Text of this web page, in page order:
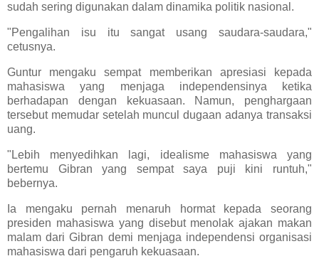
sudah sering digunakan dalam dinamika politik nasional.
"Pengalihan isu itu sangat usang saudara-saudara,"
cetusnya.
Guntur mengaku sempat memberikan apresiasi kepada
mahasiswa yang menjaga independensinya ketika
berhadapan dengan kekuasaan. Namun, penghargaan
tersebut memudar setelah muncul dugaan adanya transaksi
uang.
"Lebih menyedihkan lagi, idealisme mahasiswa yang
bertemu Gibran yang sempat saya puji kini runtuh,"
bebernya.
Ia mengaku pernah menaruh hormat kepada seorang
presiden mahasiswa yang disebut menolak ajakan makan
malam dari Gibran demi menjaga independensi organisasi
mahasiswa dari pengaruh kekuasaan.